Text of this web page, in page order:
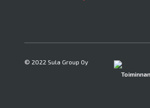
© 2022 Sula Group Oy